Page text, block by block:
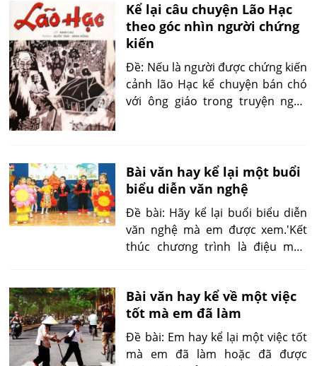
gay gắt trong cuộc sống...'
Kể lại câu chuyện Lão Hạc
theo góc nhìn người chứng
kiến
Đề: Nếu là người được chứng kiến
cảnh lão Hạc kể chuyện bán chó
với ông giáo trong truyện ngắn
Bài văn hay kể lại một buổi
biểu diễn văn nghệ
Đề bài: Hãy kể lại buổi biểu diễn
văn nghệ mà em được xem.'Kết
thúc chương trình là điệu múa
Bài văn hay kể về một việc
tốt mà em đã làm
Đề bài: Em hay kể lại một việc tốt
mà em đã làm hoặc đã được